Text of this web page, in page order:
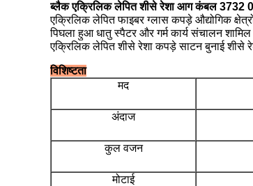
ब्लैक एक्रिलिक लेपित शीसे रेशा आग कंबल 3732
एक्रिलिक लेपित फाइबर ग्लास कपड़े औद्योगिक
पिघला हुआ धातु स्पैटर और गर्म कार्य संचालन शामिल
एक्रिलिक लेपित शीसे रेशा कपड़े साटन बुनाई शीसे
विशिष्टता
मद
अंदाज
कुल वजन
मोटाई